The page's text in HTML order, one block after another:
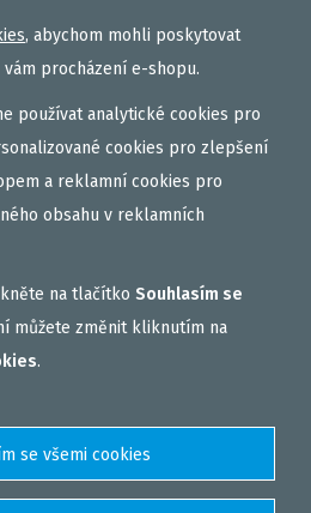
DÁRKOVÁ KAZETA
SMĚSI
, abychom mohli poskytovat
procházení e-shopu.
používat analytické cookies pro
cookies pro zlepšení
a reklamní cookies pro
obsahu v reklamních
na tlačítko Souhlasím se
můžete změnit kliknutím na
.